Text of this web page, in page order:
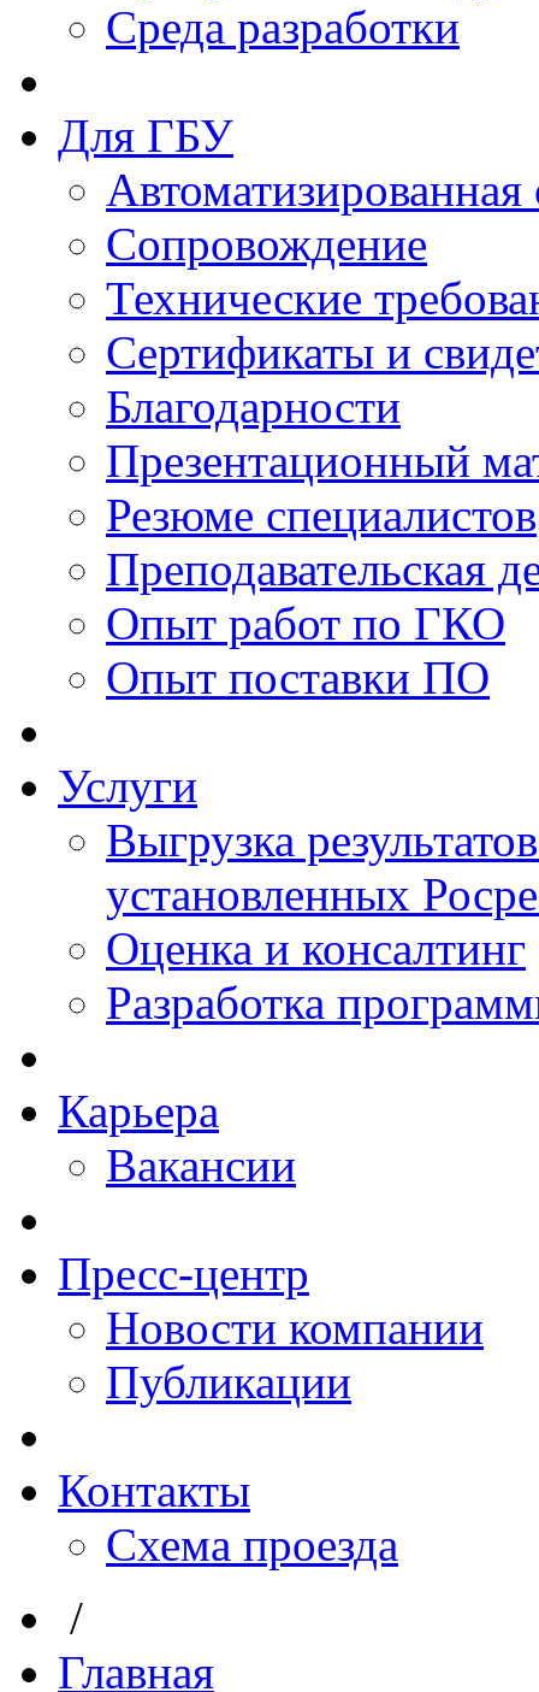
Среда разработки
Для ГБУ
Сопровождение
Технические
Сертификаты и
Благодарности
Презентационный
Резюме специалистов
Преподавательская
Опыт работ по ГКО
Опыт поставки ПО
Услуги
Выгрузка
установленных
Оценка и консалтинг
Разработка
Карьера
Вакансии
Пресс-центр
Новости компании
Публикации
Контакты
Схема проезда
/
Главная